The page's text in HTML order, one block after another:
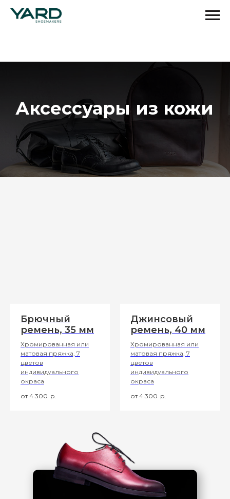
Аксессуары из кожи
Брючный
ремень, 35 мм
Хромированная или
матовая пряжка, 7
цветов
индивидуального
окраса
4 300 р.
Джинсовый
ремень, 40 мм
Хромированная или
матовая пряжка, 7
цветов
индивидуального
окраса
4 300 р.